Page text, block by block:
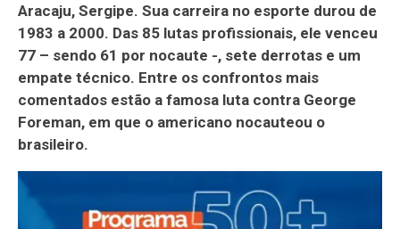
Aracaju, Sergipe. Sua carreira no esporte durou de
1983 a 2000. Das 85 lutas profissionais, ele venceu
77 – sendo 61 por nocaute -, sete derrotas e um
empate técnico. Entre os confrontos mais
comentados estão a famosa luta contra George
Foreman, em que o americano nocauteou o
brasileiro.